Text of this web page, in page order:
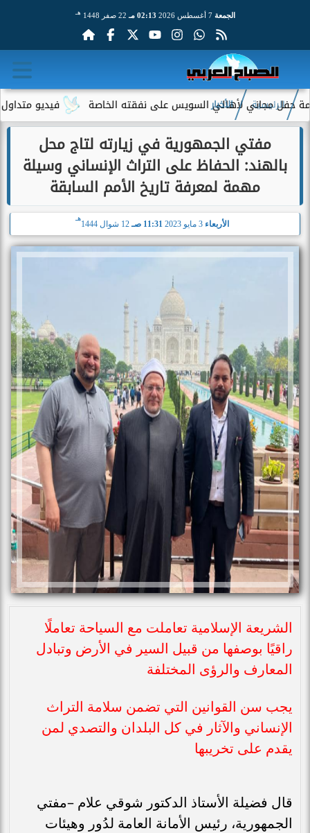
الجمعة 7 أغسطس 2026 02:13 مـ 22 صفر 1448 هـ
فيديو متداول لسيدة لأهالي السويس على نفقته الخاصة
الرئيسية الأخبار
مفتي الجمهورية في زيارته لتاج محل
بالهند: الحفاظ على التراث الإنساني وسيلة
مهمة لمعرفة تاريخ الأمم السابقة
الأربعاء 11:31 صـ 12 شوال 1444
هـ
الشريعة الإسلامية تعاملت مع السياحة تعاملًا
راقيًا بوصفها من قبيل السير في الأرض وتبادل
المعارف والرؤى المختلفة
يجب سن القوانين التي تضمن سلامة التراث
الإنساني والآثار في كل البلدان والتصدي لمن
يقدم على تخريبها
قال فضيلة الأستاذ الدكتور شوقي علام –مفتي
الجمهورية، رئيس الأمانة العامة لدُور وهيئات